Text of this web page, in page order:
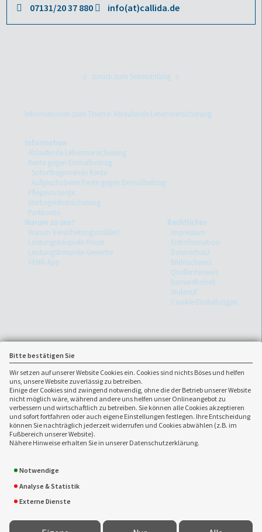
Bitte bestätigen Sie
Wir setzen auf unserer Website Cookies ein. Cookies sind nichts Böses und helfen
uns, unsere Website zuverlässig zu betreiben.
Einige der Cookies sind zwingend notwendig, ohne die der Betrieb unserer Website
nicht möglich wäre, während andere uns helfen unser Onlineangebot zu
verbessern und wirtschaftlich zu betreiben. Sie können alle Cookies akzeptieren
und sofort fortfahren oder auch eigene Einstellungen festlegen. Ihre Entscheidung
können Sie nachträglich jederzeit widerrufen und Cookies abwählen (z.B. im
Fußbereich unserer Website).
Nähere Hinweise erhalten Sie in unserer Datenschutzerklärung.
Notwendige
Analyse & Statistik
Externe Dienste
07131/20 37 880 info(at)callida.de
zurück zum Seitenanfang
Informationen zum Thema: Ablaufende Lebensversicherung
Information
Ablaufende Lebensversicherung
Rente gegen Einmalbeitrag
Sofortbeginnende Rente
Aufgeschobene Rente gegen Einmalbeitrag
Pflegevorsorge
Sterbegeldversicherung
Parkkonto
Warum zu uns?
Warum Versicherungsmakler?
Leistungsbeispiele Privat
Leistungsbeispiele Gewerbe
VEMA-App
Rechtliches
Impressum
Erstinformation
Datenschutz
Bildnachweis
Quellenhinweis
Barrierefreiheit
Widerruf
Cookie-Einstellungen
Ansprechpartner:
Versicherungsmakler GmbH
Heinrieter Str. 12
74074 Heilbronn